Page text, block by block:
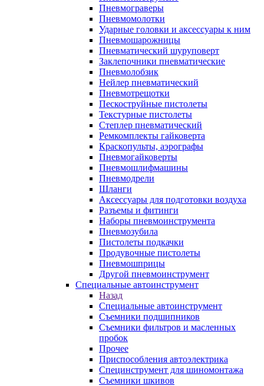
Пневмограверы
Пневмомолотки
Ударные головки и аксессуары к ним
Пневмошарожницы
Пневматический шуруповерт
Заклепочники пневматические
Пневмолобзик
Нейлер пневматический
Пневмотрещотки
Пескоструйные пистолеты
Текстурные пистолеты
Степлер пневматический
Ремкомплекты гайковерта
Краскопульты, аэрографы
Пневмогайковерты
Пневмошлифмашины
Пневмодрели
Шланги
Аксессуары для подготовки воздуха
Разъемы и фитинги
Наборы пневмоинструмента
Пневмозубила
Пистолеты подкачки
Продувочные пистолеты
Пневмошприцы
Другой пневмоинструмент
Специальные автоинструмент
Назад
Специальные автоинструмент
Съемники подшипников
Съемники фильтров и масленных
пробок
Прочее
Приспособления автоэлектрика
Специнструмент для шиномонтажа
Съемники шкивов